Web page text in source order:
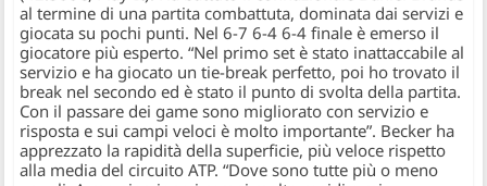
al termine di una partita combattuta, dominata dai servizi e
giocata su pochi punti. Nel 6-7 6-4 6-4 finale è emerso il
giocatore più esperto.“Nel primo set è stato inattaccabile al
servizio e ha giocato un tie-break perfetto, poi ho trovato il
break nel secondo ed è stato il punto di svolta della partita.
Con il passare dei game sono migliorato con servizio e
risposta e sui campi veloci è molto importante”. Becker ha
apprezzato la rapidità della superficie, più veloce rispetto
alla media del circuito ATP.“Dove sono tutte più o meno